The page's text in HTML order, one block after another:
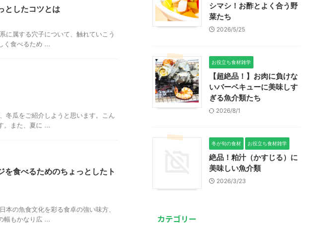
としたコツとは
に属する穴子について、触れていこう
く食べるため ...
冬瓜をご紹介しようと思います。こん
。また、夏に ...
を食べるためのちょっとしたト
の魚食文化を彩る食卓の強い味方、
幅もかなり広 ...
シマシ！お酢とよく合う野
菜たち
2026/5/25
お役立ち食材雑学
【超絶品！】お肉に負けな
いバーベキューに美味しす
ぎる魚介類たち
2026/8/1
冬が旬の食材 お役立ち食材雑学
絶品！粕汁（かすじる）に
美味しい魚介類
2026/3/23
カテゴリー